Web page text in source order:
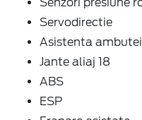
Servodirectie
Asistenta
Jante aliaj 18
ABS
ESP